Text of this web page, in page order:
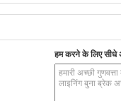
हम करने के लिए सीधे